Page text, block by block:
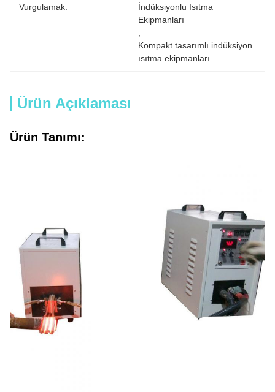
Vurgulamak:
İndüksiyonlu Isıtma
Ekipmanları
Kompakt tasarımlı indüksiyon
ısıtma ekipmanları
Ürün Açıklaması
Ürün Tanımı: